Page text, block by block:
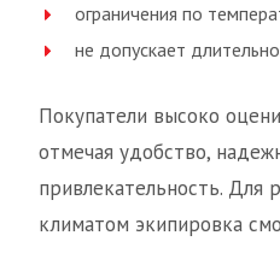
ограничения по
не допускает
Покупатели высоко
отмечая удобство,
привлекательность. Для
климатом экипировка